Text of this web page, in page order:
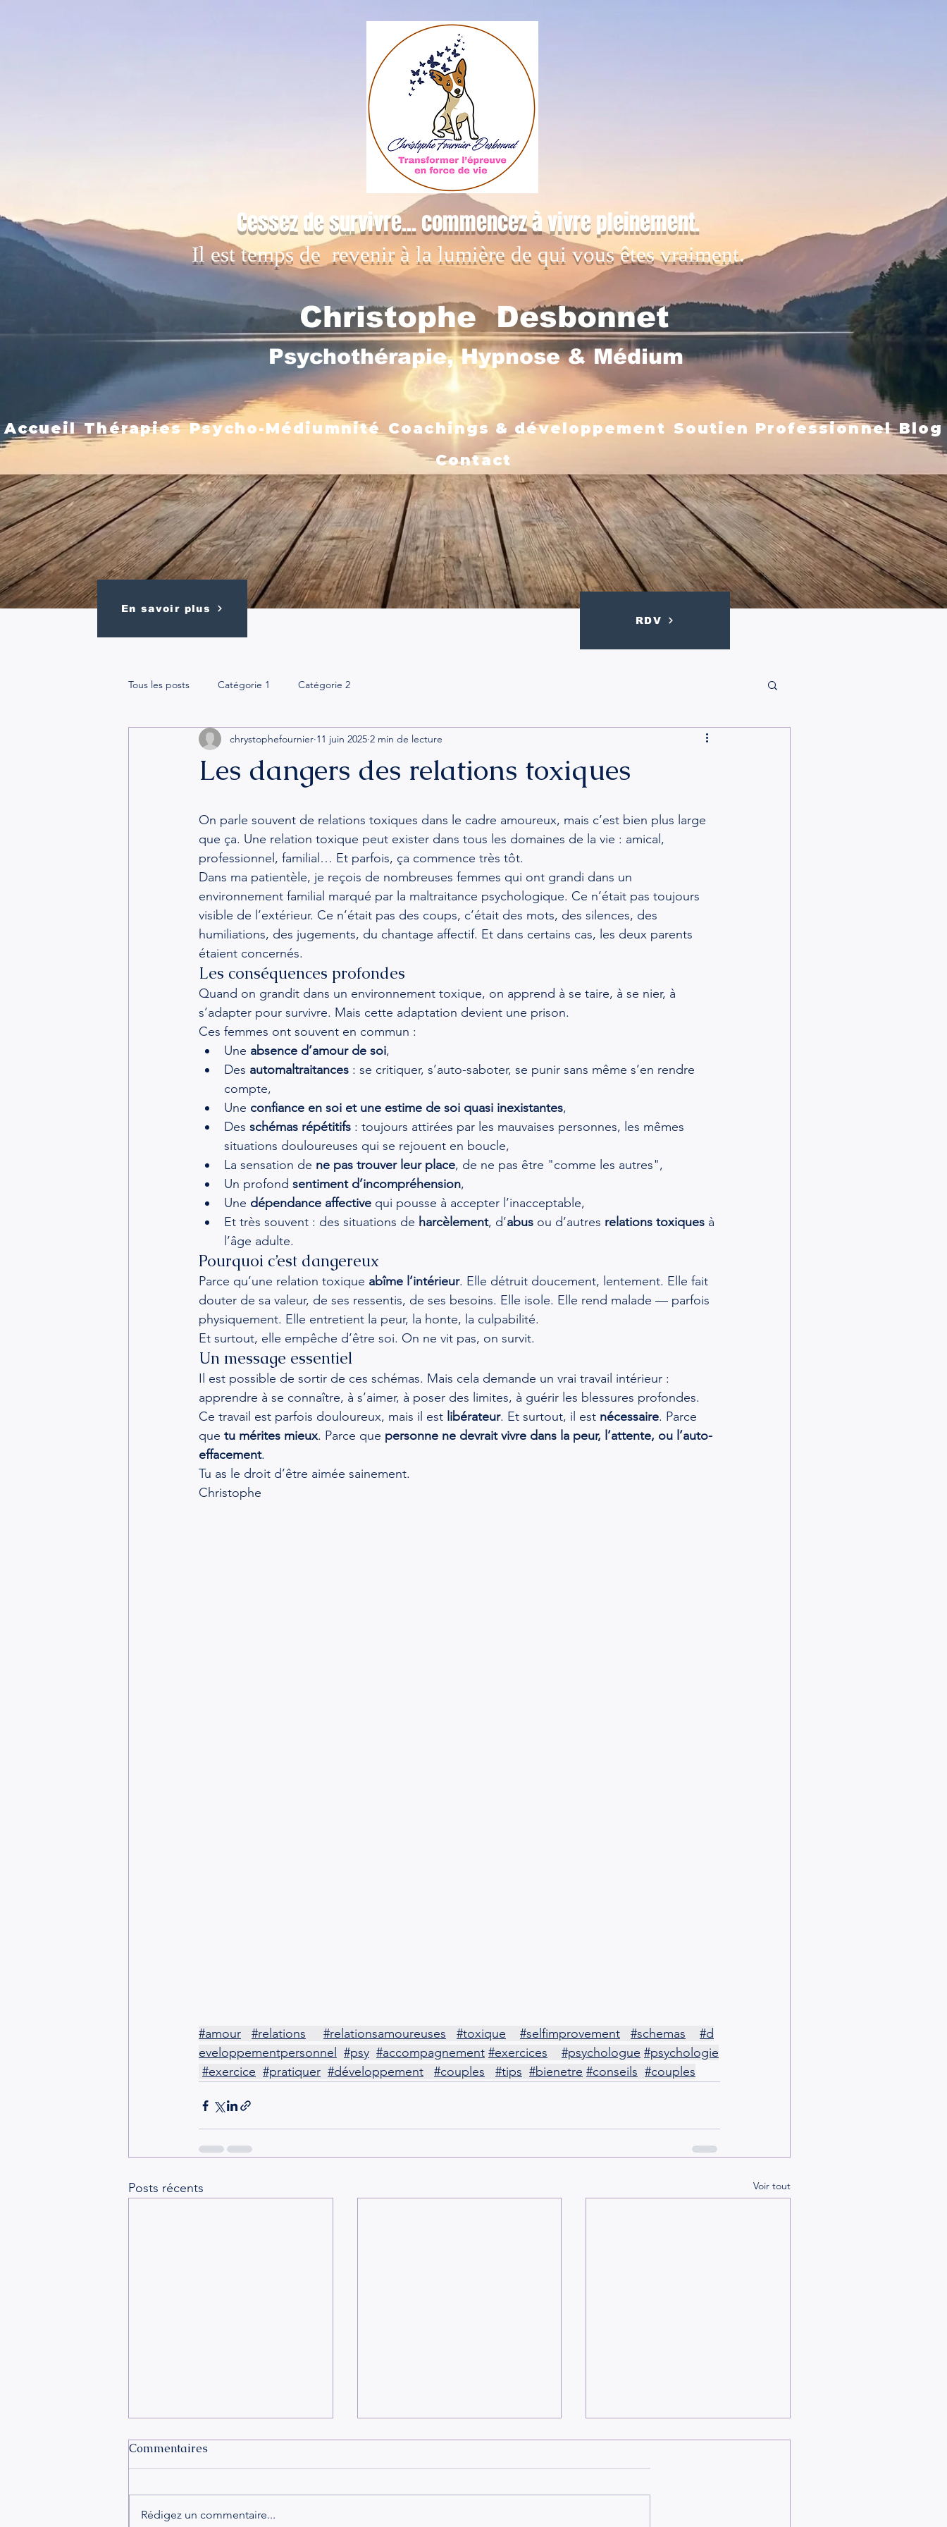
Christophe Desbonnet
Cessez de survivre... commencez à vivre pleinement.
Il est temps de revenir à la lumière de qui vous êtes vraiment.
En savoir plus
RDV
Accueil Thérapies Psycho-Médiumnité Coachings & développement Soutien Professionnel Blog
Contact
Psychothérapie, Hypnose & Médium
Tous les posts Catégorie 1 Catégorie 2
Les dangers des relations toxiques
chrystophefournier 11 juin 2025 2 min de lecture
On parle souvent de relations toxiques dans le cadre amoureux, mais c’est bien plus large
que ça. Une relation toxique peut exister dans tous les domaines de la vie : amical,
professionnel, familial… Et parfois, ça commence très tôt.
Dans ma patientèle, je reçois de nombreuses femmes qui ont grandi dans un
environnement familial marqué par la maltraitance psychologique. Ce n’était pas toujours
visible de l’extérieur. Ce n’était pas des coups, c’était des mots, des silences, des
humiliations, des jugements, du chantage affectif. Et dans certains cas, les deux parents
étaient concernés.
Les conséquences profondes
Quand on grandit dans un environnement toxique, on apprend à se taire, à se nier, à
s’adapter pour survivre. Mais cette adaptation devient une prison.
Ces femmes ont souvent en commun :
Une absence d’amour de soi,
Des automaltraitances : se critiquer, s’auto-saboter, se punir sans même s’en rendre
compte,
Une confiance en soi et une estime de soi quasi inexistantes,
Des schémas répétitifs : toujours attirées par les mauvaises personnes, les mêmes
situations douloureuses qui se rejouent en boucle,
La sensation de ne pas trouver leur place, de ne pas être "comme les autres",
Un profond sentiment d’incompréhension,
Une dépendance affective qui pousse à accepter l’inacceptable,
Et très souvent : des situations de harcèlement, d’abus ou d’autres relations toxiques à
l’âge adulte.
Pourquoi c’est dangereux
Parce qu’une relation toxique abîme l’intérieur. Elle détruit doucement, lentement. Elle fait
douter de sa valeur, de ses ressentis, de ses besoins. Elle isole. Elle rend malade — parfois
physiquement. Elle entretient la peur, la honte, la culpabilité.
Et surtout, elle empêche d’être soi. On ne vit pas, on survit.
Un message essentiel
Il est possible de sortir de ces schémas. Mais cela demande un vrai travail intérieur :
apprendre à se connaître, à s’aimer, à poser des limites, à guérir les blessures profondes.
Ce travail est parfois douloureux, mais il est libérateur. Et surtout, il est nécessaire. Parce
que tu mérites mieux. Parce que personne ne devrait vivre dans la peur, l’attente, ou l’auto-
effacement.
Tu as le droit d’être aimée sainement.
Christophe
#amour #relations #relationsamoureuses #toxique #selfimprovement #schemas
#d
eveloppementpersonnel
#psy #accompagnement #exercices #psychologue #psychologie
#exercice #pratiquer #développement #couples #tips #bienetre #conseils #couples
Posts récents Voir tout
Commentaires
Rédigez un commentaire...